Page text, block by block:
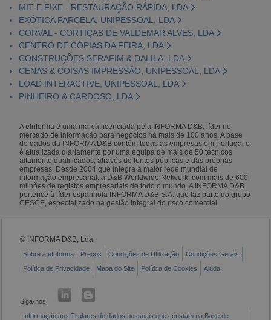
MIT E FIXE - RESTAURAÇÃO RÁPIDA, LDA
EXÓTICA PARCELA, UNIPESSOAL, LDA
CORVAL - CORTIÇAS DE VALDEMAR ALVES, LDA
CENTRO DE CÓPIAS DA FEIRA, LDA
CONSTRUÇÕES SERAFIM & DALILA, LDA
CENAS & COISAS IMPRESSÃO, UNIPESSOAL, LDA
LOAD INTERACTIVE, UNIPESSOAL, LDA
PINHEIRO & CARDOSO, LDA
A eInforma é uma marca licenciada pela INFORMA D&B, líder no
mercado de informação para negócios há mais de 100 anos. A base
de dados da INFORMA D&B contém todas as empresas em Portugal e
é atualizada diariamente por uma equipa de mais de 50 técnicos
altamente qualificados, através de fontes públicas e das próprias
empresas. Desde 2004 que integra a maior rede mundial de
informação empresarial: a D&B Worldwide Network, com mais de 600
milhões de registos empresariais de todo o mundo. A INFORMA D&B
pertence à líder espanhola INFORMA D&B S.A. que faz parte do grupo
CESCE, especializado na gestão integral do risco comercial.
© INFORMA D&B, Lda
Sobre a eInforma Preços Condições de Utilização
Condições Gerais
Política de Privacidade
Mapa do Site Política de Cookies Ajuda
Siga-nos:
Informação aos Titulares de dados pessoais que constam na Base de